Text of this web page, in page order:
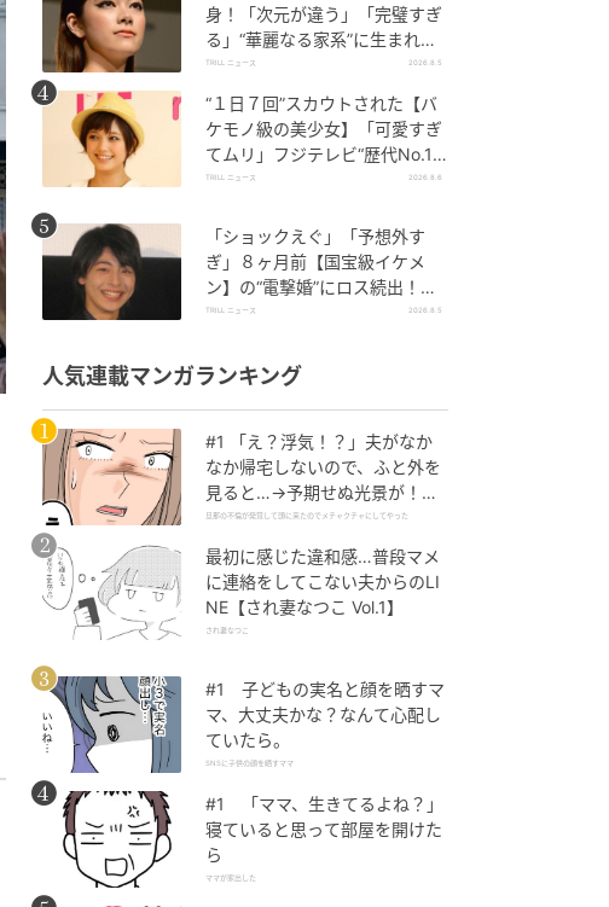
身！「次元が違う」「完璧すぎ
る」“華麗なる家系”に生まれた
【規格外の逸材】
TRILL ニュース 2026.8.5
“１日７回”スカウトされた【バ
ケモノ級の美少女】「可愛すぎ
てムリ」フジテレビ“歴代No.1
作”で輝いた『美人女優』
TRILL ニュース 2026.8.6
「ショックえぐ」「予想外す
ぎ」８ヶ月前【国宝級イケメ
ン】の“電撃婚”にロス続出！興
収“９５億超え”シリーズで輝い
TRILL ニュース 2026.8.5
人気連載マンガランキング
#1 「え？浮気！？」夫がなか
なか帰宅しないので、ふと外を
見ると…→予期せぬ光景が！｜
旦那の不倫が発覚して頭に来た
旦那の不倫が発覚して頭に来たのでメチャクチャにしてやった
最初に感じた違和感…普段マメ
に連絡をしてこない夫からのLI
NE【され妻なつこ Vol.1】
され妻なつこ
#1 子どもの実名と顔を晒すマ
マ、大丈夫かな？なんて心配し
ていたら。
SNSに子供の顔を晒すママ
#1 「ママ、生きてるよね？」
寝ていると思って部屋を開けた
ら
ママが家出した